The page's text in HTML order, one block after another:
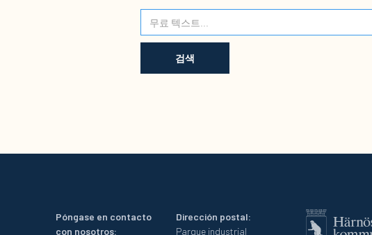
Póngase en contacto
con nosotros:
Dirección postal:
Parque industrial